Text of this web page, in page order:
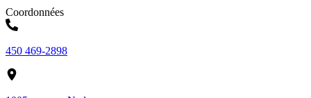
Coordonnées
450 469-2898